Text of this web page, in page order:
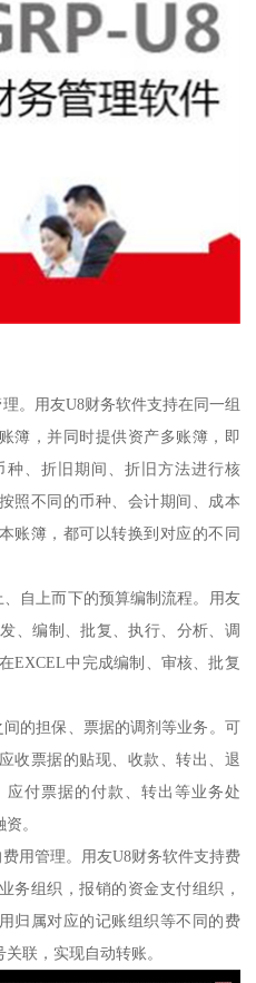
。用友U8财务软件支持在同一组
簿，并同时提供资产多账簿，即
、折旧期间、折旧方法进行核
照不同的币种、会计期间、成本
账簿，都可以转换到对应的不同
自上而下的预算编制流程。用友
、编制、批复、执行、分析、调
EXCEL中完成编制、审核、批复
的担保、票据的调剂等业务。可
收票据的贴现、收款、转出、退
付票据的付款、转出等业务处
。
用管理。用友U8财务软件支持费
务组织，报销的资金支付组织，
归属对应的记账组织等不同的费
联，实现自动转账。